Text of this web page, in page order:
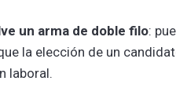
un arma de doble filo:
la elección de un
laboral.